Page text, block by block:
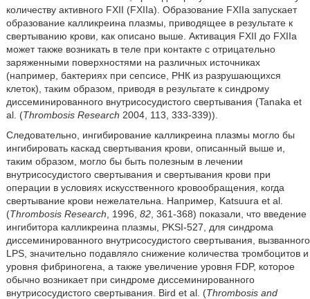
количеству активного FXII (FXIIa). Образование FXIIa запускает
образование калликреина плазмы, приводящее в результате к
свертыванию крови, как описано выше. Активация FXII до FXIIa
может также возникать в теле при контакте с отрицательно
заряженными поверхностями на различных источниках
(например, бактериях при сепсисе, РНК из разрушающихся
клеток), таким образом, приводя в результате к синдрому
диссеминированного внутрисосудистого свертывания (Tanaka et
al. (Thrombosis Research 2004, 113, 333-339)).
Следовательно, ингибирование калликреина плазмы могло бы
ингибировать каскад свертывания крови, описанный выше и,
таким образом, могло бы быть полезным в лечении
внутрисосудистого свертывания и свертывания крови при
операции в условиях искусственного кровообращения, когда
свертывание крови нежелательна. Например, Katsuura et al.
(Thrombosis Research , 1996, 82, 361-368) показали, что введение
ингибитора калликреина плазмы, PKSI-527, для синдрома
диссеминированного внутрисосудистого свертывания, вызванного
LPS, значительно подавляло снижение количества тромбоцитов и
уровня фибриногена, а также увеличение уровня FDP, которое
обычно возникает при синдроме диссеминированного
внутрисосудистого свертывания. Bird et al. (Thrombosis and